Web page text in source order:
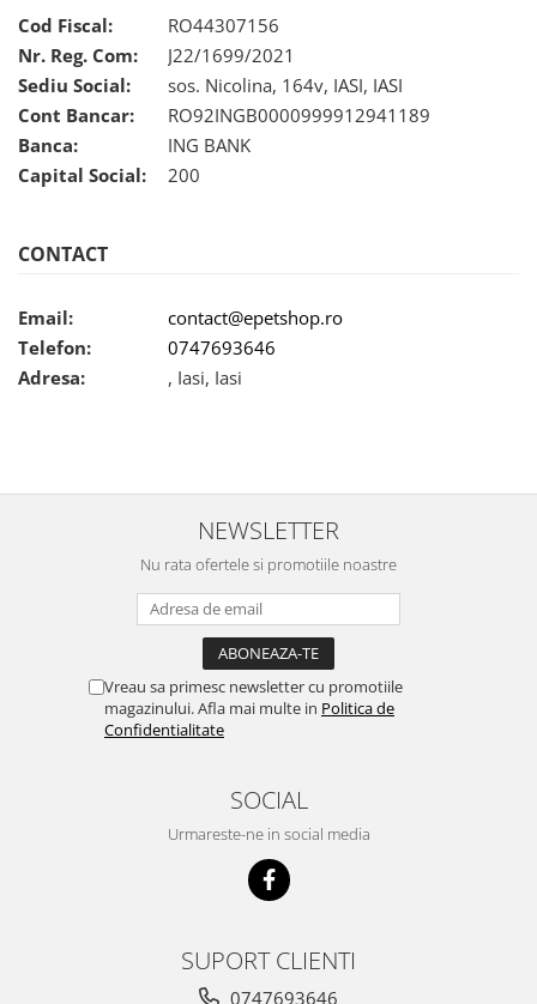
Cod Fiscal:
RO44307156
Nr. Reg. Com:
J22/1699/2021
Sediu Social:
sos. Nicolina, 164v, IASI, IASI
Cont Bancar:
RO92INGB0000999912941189
Banca:
ING BANK
Capital Social:
200
CONTACT
Email:
contact@epetshop.ro
Telefon:
0747693646
Adresa:
, Iasi, Iasi
NEWSLETTER
Nu rata ofertele si promotiile noastre
Vreau sa primesc newsletter cu promotiile
magazinului. Afla mai multe in Politica de
Confidentialitate
SOCIAL
Urmareste-ne in social media
SUPORT CLIENTI
0747693646